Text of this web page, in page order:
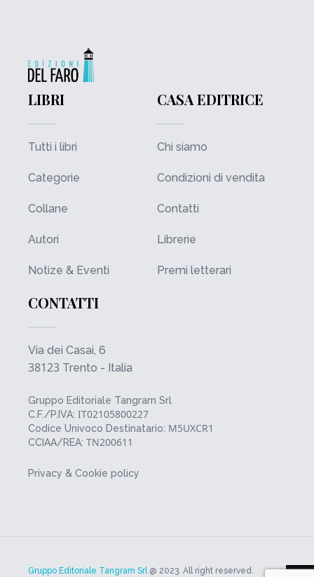
LIBRI
Tutti i libri
Categorie
Collane
Autori
Notize & Eventi
CASA EDITRICE
Chi siamo
Condizioni di vendita
Contatti
Librerie
Premi letterari
CONTATTI
Via dei Casai, 6
38123 Trento - Italia
Gruppo Editoriale Tangram Srl
C.F./P.IVA: IT02105800227
Codice Univoco Destinatario: M5UXCR1
CCIAA/REA: TN200611
Privacy & Cookie policy
Gruppo Editoriale Tangram Srl @ 2023. All right reserved.